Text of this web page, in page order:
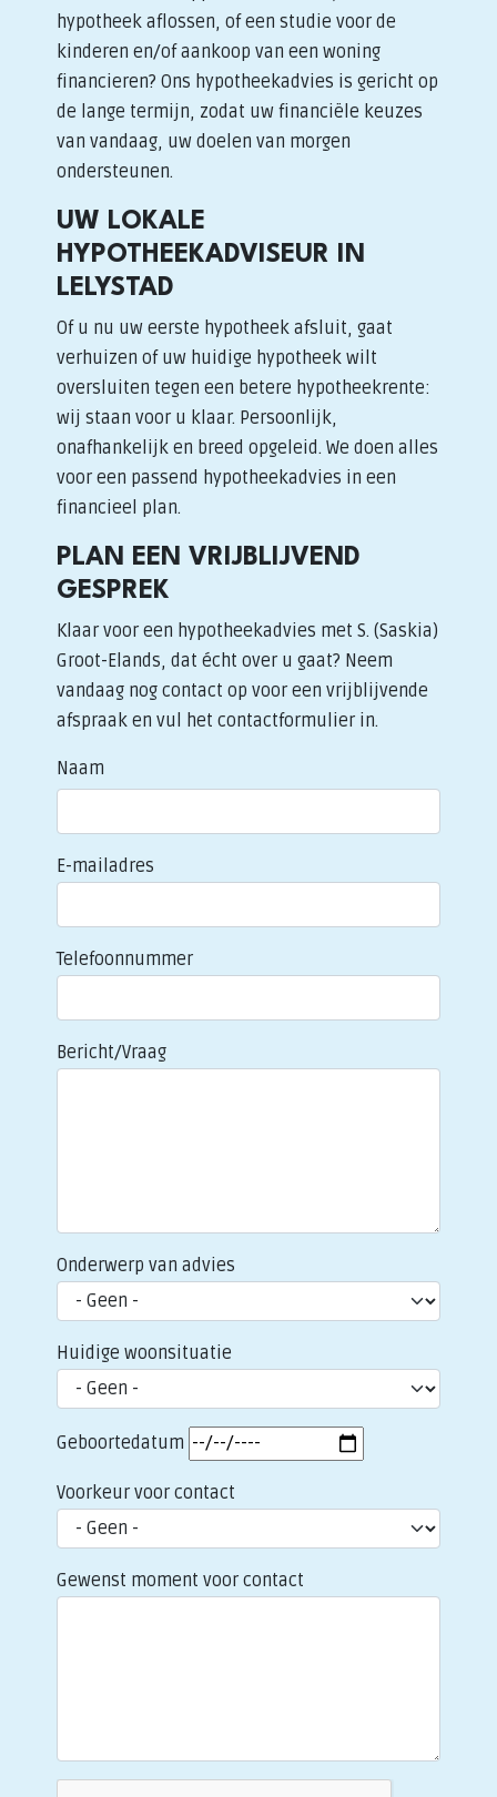
hypotheek aflossen, of een studie voor de
kinderen en/of aankoop van een woning
financieren? Ons hypotheekadvies is gericht op
de lange termijn, zodat uw financiële keuzes
van vandaag, uw doelen van morgen
ondersteunen.
UW LOKALE
HYPOTHEEKADVISEUR IN
LELYSTAD
Of u nu uw eerste hypotheek afsluit, gaat
verhuizen of uw huidige hypotheek wilt
oversluiten tegen een betere hypotheekrente:
wij staan voor u klaar. Persoonlijk,
onafhankelijk en breed opgeleid. We doen alles
voor een passend hypotheekadvies in een
financieel plan.
PLAN EEN VRIJBLIJVEND
GESPREK
Klaar voor een hypotheekadvies met S. (Saskia)
Groot-Elands, dat écht over u gaat? Neem
vandaag nog contact op voor een vrijblijvende
afspraak en vul het contactformulier in.
Naam
E-mailadres
Telefoonnummer
Bericht/Vraag
Onderwerp van advies
Huidige woonsituatie
Geboortedatum
Voorkeur voor contact
Gewenst moment voor contact